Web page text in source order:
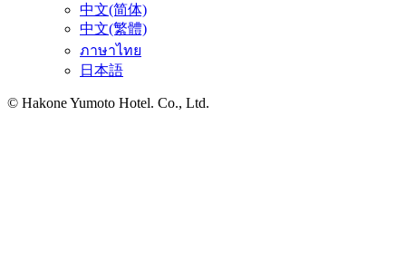
中文(简体)
中文(繁體)
ภาษาไทย
日本語
© Hakone Yumoto Hotel. Co., Ltd.